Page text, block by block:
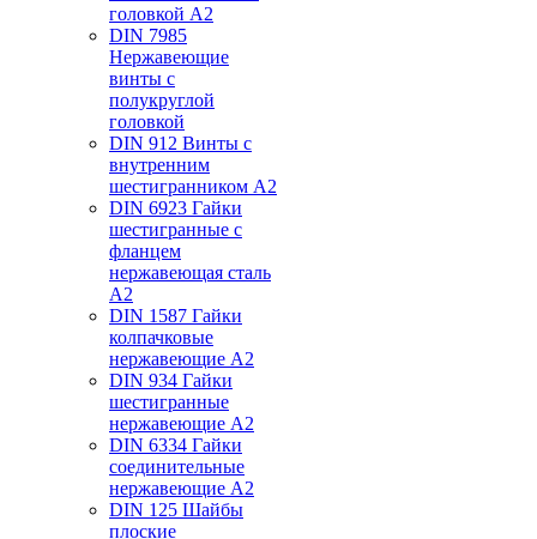
головкой А2
DIN 7985
Нержавеющие
винты с
полукруглой
головкой
DIN 912 Винты с
внутренним
шестигранником А2
DIN 6923 Гайки
шестигранные с
фланцем
нержавеющая сталь
А2
DIN 1587 Гайки
колпачковые
нержавеющие А2
DIN 934 Гайки
шестигранные
нержавеющие А2
DIN 6334 Гайки
соединительные
нержавеющие А2
DIN 125 Шайбы
плоские